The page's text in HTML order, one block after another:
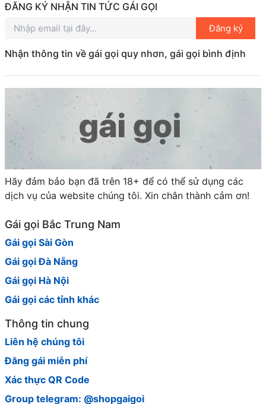
ĐĂNG KÝ NHẬN TIN TỨC GÁI GỌI
Đăng ký
Nhận thông tin về gái gọi quy nhơn, gái gọi bình định
Hãy đảm bảo bạn đã trên 18+ để có thể sử dụng các
dịch vụ của website chúng tôi. Xin chân thành cảm ơn!
Gái gọi Bắc Trung Nam
Gái gọi Sài Gòn
Gái gọi Đà Nẵng
Gái gọi Hà Nội
Gái gọi các tỉnh khác
Thông tin chung
Liên hệ chúng tôi
Đăng gái miễn phí
Xác thực QR Code
Group telegram: @shopgaigoi